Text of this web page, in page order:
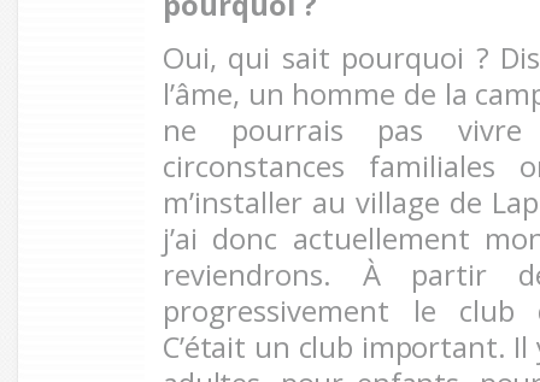
Oui, qui sait pourquoi ?
l’âme, un homme de la
ne pourrais pas
circonstances
m’installer au village de
j’ai donc actuellement
reviendrons. À partir
progressivement le club
C’était un club important.